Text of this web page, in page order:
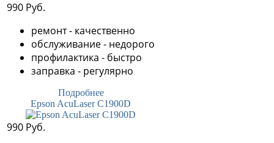
990 Руб.
ремонт - качественно
обслуживание - недорого
профилактика - быстро
заправка - регулярно
Подробнее
Epson AcuLaser C1900D
990 Руб.